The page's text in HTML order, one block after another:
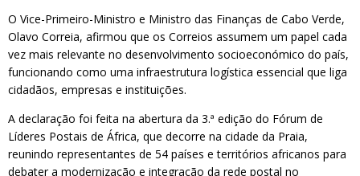
O Vice-Primeiro-Ministro e Ministro das Finanças de Cabo Verde,
Olavo Correia, afirmou que os Correios assumem um papel cada
vez mais relevante no desenvolvimento socioeconómico do país,
funcionando como uma infraestrutura logística essencial que liga
cidadãos, empresas e instituições.
A declaração foi feita na abertura da 3.ª edição do Fórum de
Líderes Postais de África, que decorre na cidade da Praia,
reunindo representantes de 54 países e territórios africanos para
debater a modernização e integração da rede postal no